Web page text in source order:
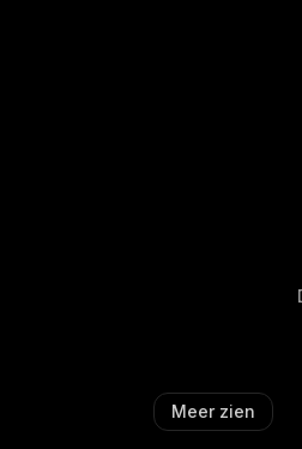
Meer zien